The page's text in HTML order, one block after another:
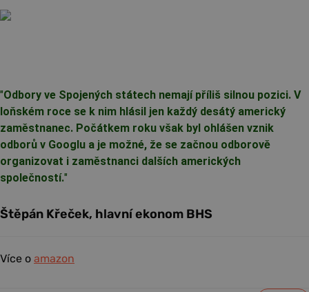
"Odbory ve Spojených státech nemají příliš silnou pozici. V
loňském roce se k nim hlásil jen každý desátý americký
zaměstnanec. Počátkem roku však byl ohlášen vznik
odborů v Googlu a je možné, že se začnou odborově
organizovat i zaměstnanci dalších amerických
společností."
Štěpán Křeček, hlavní ekonom BHS
Více o amazon